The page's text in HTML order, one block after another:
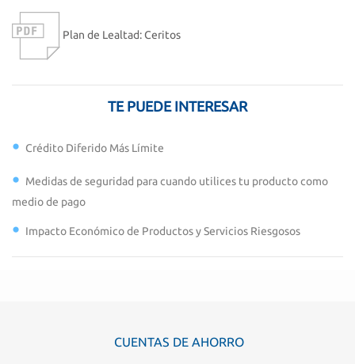
Plan de Lealtad: Ceritos
TE PUEDE INTERESAR
Crédito Diferido Más Límite
Medidas de seguridad para cuando utilices tu producto como
medio de pago
Impacto Económico de Productos y Servicios Riesgosos
CUENTAS DE AHORRO